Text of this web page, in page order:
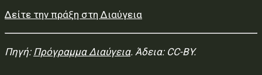
Δείτε την πράξη στη Διαύγεια
Πηγή: Πρόγραμμα Διαύγεια. Άδεια: CC-BY.